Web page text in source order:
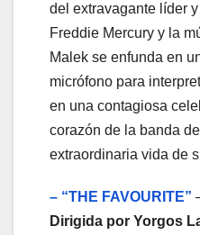
del extravagante líder
Freddie Mercury y la
Malek se enfunda en
micrófono para
en una contagiosa
corazón de la banda
extraordinaria vida de
– “THE FAVOURITE”
Dirigida por Yorgos